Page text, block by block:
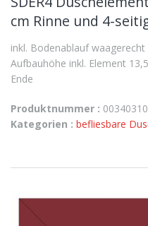
cm Rinne und 4-
inkl. Bodenablauf
Aufbauhöhe inkl. Element
Ende
Produktnummer :
Kategorien : befliesbare